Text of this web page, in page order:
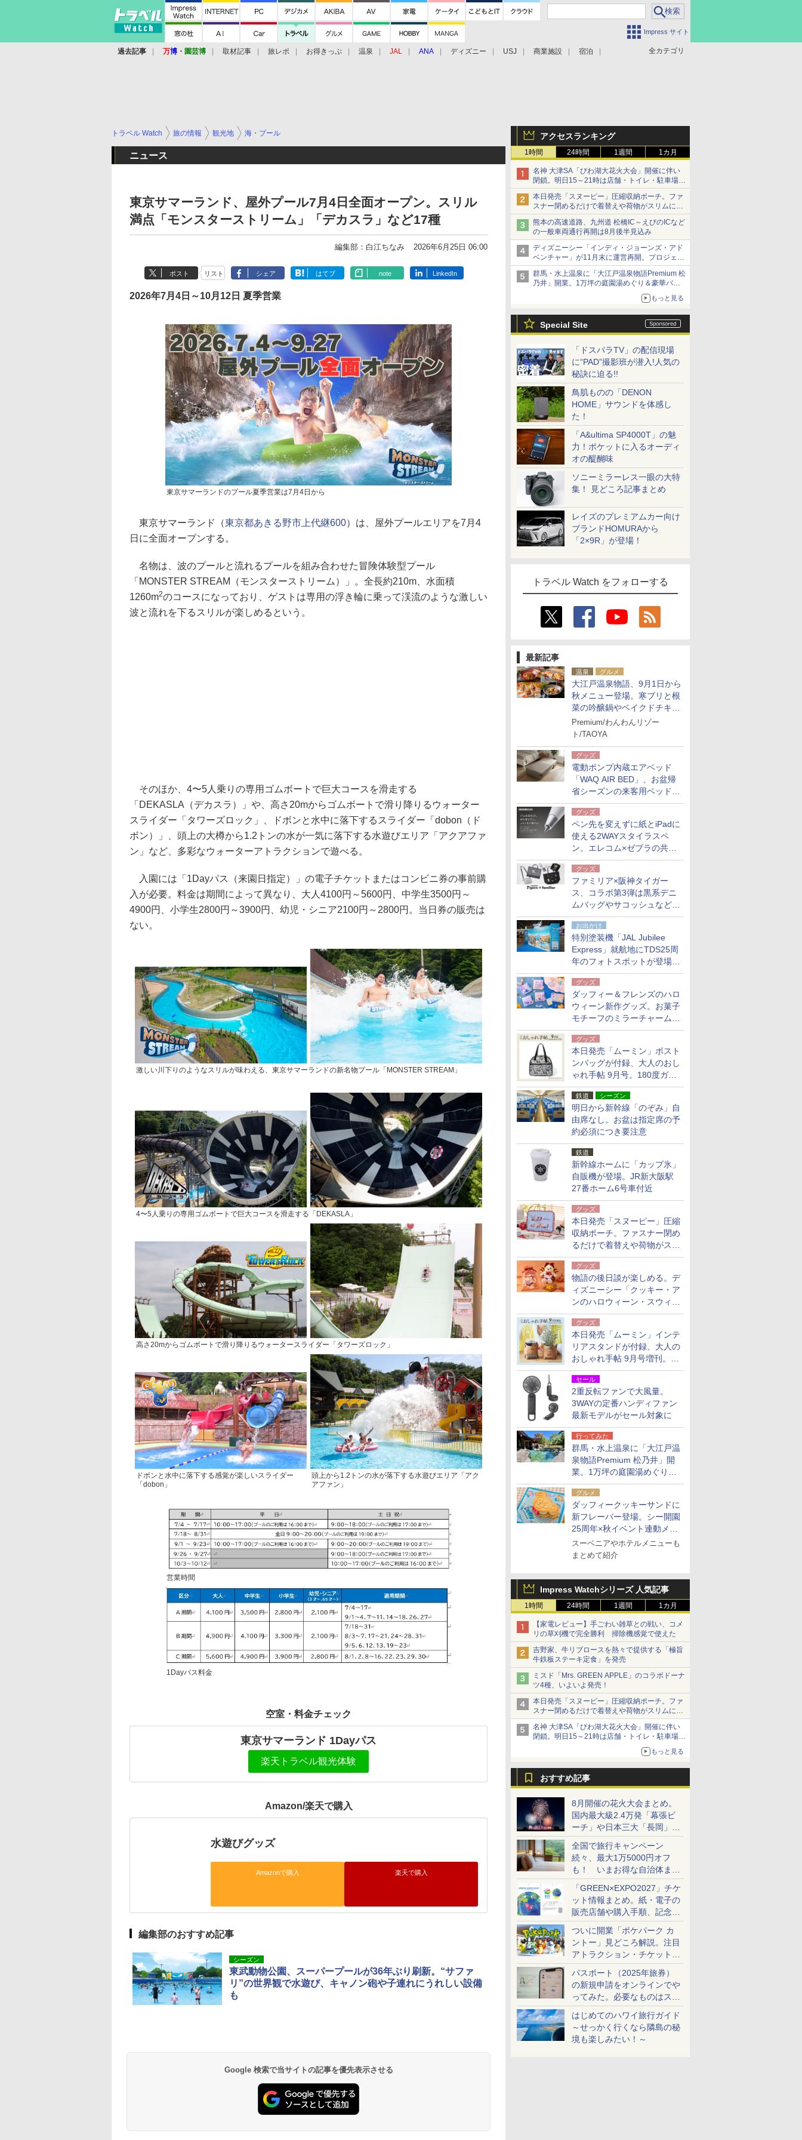
Impress サイト
全カテゴリ
過去記事 万博 ・ 園芸博 取材記事 旅レポ お得きっぷ 温泉 JAL ANA ディズニー USJ 商業施設 宿泊
アクセスランキング
1時間 24時間 1週間 1カ月
名神 大津SA「びわ湖大花火大会」開催に伴い
閉鎖。明日15～21時は店舗・トイレ・駐車場の
利用不可
本日発売「スヌーピー」圧縮収納ポーチ。ファ
スナー閉めるだけで着替えや荷物がスリムにま
とまる
熊本の高速道路、九州道 松橋IC～えびのICなど
の一般車両通行再開は8月後半見込み
ディズニーシー「インディ・ジョーンズ・アド
ベンチャー」が11月末に運営再開。プロジェク
ションマッピングを追加、DPAは1500円
群馬・水上温泉に「大江戸温泉物語Premium 松
乃井」開業。1万坪の庭園湯めぐり＆豪華バイ
もっと見る
Special Site
「ドスパラTV」の配信現場
に“PAD”撮影班が潜入!人気の
秘訣に迫る!!
鳥肌ものの「DENON
HOME」サウンドを体感し
た！
「A&ultima SP4000T」の魅
力！ポケットに入るオーディ
オの醍醐味
ソニーミラーレス一眼の大特
集！ 見どころ記事まとめ
レイズのプレミアムカー向け
ブランドHOMURAから
「2×9R」が登場！
トラベル Watch をフォローする
最新記事
温泉 グルメ
大江戸温泉物語、9月1日から
秋メニュー登場。寒ブリと根
菜の吟醸鍋やベイクドチキ
ン、ショコラ＆栗スイーツも
食べ放題に
Premium/わんわんリゾー
ト/TAOYA
グッズ
電動ポンプ内蔵エアベッド
「WAQ AIR BED」、お盆帰
省シーズンの来客用ベッドに
も。使用後は収納バッグでコ
ンパクトに保管
グッズ
ペン先を変えずに紙とiPadに
使える2WAYスタイラスペ
ン。エレコム×ゼブラの共同
開発
グッズ
ファミリア×阪神タイガー
ス、コラボ第3弾は黒系デニ
ムバッグやサコッシュなど6
点。8月21日オンラインスト
アで発売
お出かけ
特別塗装機「JAL Jubilee
Express」就航地にTDS25周
年のフォトスポットが登場。
10月末まで青森空港に
グッズ
ダッフィー＆フレンズのハロ
ウィーン新作グッズ。お菓子
モチーフのミラーチャーム/
デザインポーチほか
グッズ
本日発売「ムーミン」ボスト
ンバッグが付録、大人のおし
ゃれ手帖 9月号。180度ガバ
ッと開いて大容量
鉄道 シーズン
明日から新幹線「のぞみ」自
由席なし。お盆は指定席の予
約必須につき要注意
鉄道
新幹線ホームに「カップ氷」
自販機が登場。JR新大阪駅
27番ホーム6号車付近
グッズ
本日発売「スヌーピー」圧縮
収納ポーチ。ファスナー閉め
るだけで着替えや荷物がスリ
ムにまとまる
グッズ
物語の後日談が楽しめる。デ
ィズニーシー「クッキー・ア
ンのハロウィーン・スウィー
トサプライズ」限定グッズ公
開グッズ
本日発売「ムーミン」インテ
リアスタンドが付録、大人の
おしゃれ手帖 9月号増刊。レ
ザー調で高級感ある2個セッ
トセール
2重反転ファンで大風量。
3WAYの定番ハンディファン
最新モデルがセール対象に
行ってみた
群馬・水上温泉に「大江戸温
泉物語Premium 松乃井」開
業。1万坪の庭園湯めぐり＆
豪華バイキングを体験してき
た！
グルメ
ダッフィークッキーサンドに
新フレーバー登場。シー開園
25周年×秋イベント連動メニ
ュー
スーベニアやホテルメニューも
まとめて紹介
Impress Watchシリーズ 人気記事
1時間 24時間 1週間 1カ月
【家電レビュー】手ごわい雑草との戦い、コメ
リの草刈機で完全勝利 掃除機感覚で使えた
吉野家、牛リブロースを熱々で提供する「極旨
牛鉄板ステーキ定食」を発売
ミスド「Mrs. GREEN APPLE」のコラボドーナ
ツ4種、いよいよ発売！
本日発売「スヌーピー」圧縮収納ポーチ。ファ
スナー閉めるだけで着替えや荷物がスリムにま
とまる
名神 大津SA「びわ湖大花火大会」開催に伴い
閉鎖。明日15～21時は店舗・トイレ・駐車場の
もっと見る
おすすめ記事
8月開催の花火大会まとめ。
国内最大級2.4万発「幕張ビ
ーチ」や日本三大「長岡」な
ど大型イベント目白押し！
全国で旅行キャンペーン
続々、最大1万5000円オフ
も！ いまお得な自治体まと
め
「GREEN×EXPO2027」チケ
ット情報まとめ。紙・電子の
販売店舗や購入手順、記念チ
ケットも解説
ついに開業「ポケパーク カ
ントー」見どころ解説。注目
アトラクション・チケット手
配・来場前に必要な準備は？
パスポート（2025年旅券）
の新規申請をオンラインでや
ってみた。必要なものはスマ
ホとマイナカードのみ
はじめてのハワイ旅行ガイド
～せっかく行くなら隣島の秘
境も楽しみたい！～
トラベル Watch 旅の情報 観光地 海・プール
ニュース
東京サマーランド、屋外プール7月4日全面オープン。スリル
満点「モンスターストリーム」「デカスラ」など17種
編集部：白江ちなみ 2026年6月25日 06:00
ポスト リスト シェア はてブ note LinkedIn
2026年7月4日～10月12日 夏季営業
東京サマーランドのプール夏季営業は7月4日から
東京サマーランド（東京都あきる野市上代継600）は、屋外プールエリアを7月4
日に全面オープンする。
名物は、波のプールと流れるプールを組み合わせた冒険体験型プール
「MONSTER STREAM（モンスターストリーム）」。全長約210m、水面積
1260m2のコースになっており、ゲストは専用の浮き輪に乗って渓流のような激しい
波と流れを下るスリルが楽しめるという。
そのほか、4〜5人乗りの専用ゴムボートで巨大コースを滑走する
「DEKASLA（デカスラ）」や、高さ20mからゴムボートで滑り降りるウォーター
スライダー「タワーズロック」、ドボンと水中に落下するスライダー「dobon（ド
ボン）」、頭上の大樽から1.2トンの水が一気に落下する水遊びエリア「アクアファ
ン」など、多彩なウォーターアトラクションで遊べる。
入園には「1Dayパス（来園日指定）」の電子チケットまたはコンビニ券の事前購
入が必要。料金は期間によって異なり、大人4100円～5600円、中学生3500円～
4900円、小学生2800円～3900円、幼児・シニア2100円～2800円。当日券の販売は
ない。
激しい川下りのようなスリルが味わえる、東京サマーランドの新名物プール「MONSTER STREAM」
4〜5人乗りの専用ゴムボートで巨大コースを滑走する「DEKASLA」
高さ20mからゴムボートで滑り降りるウォータースライダー「タワーズロック」
ドボンと水中に落下する感覚が楽しいスライダー
「dobon」
頭上から1.2トンの水が落下する水遊びエリア「アク
アファン」
営業時間
1Dayパス料金
空室・料金チェック
東京サマーランド 1Dayパス
楽天トラベル観光体験
Amazon/楽天で購入
水遊びグッズ
Amazonで購入 楽天で購入
編集部のおすすめ記事
シーズン
東武動物公園、スーパープールが36年ぶり刷新。“サファ
リ”の世界観で水遊び、キャノン砲や子連れにうれしい設備
も
Google 検索で当サイトの記事を優先表示させる